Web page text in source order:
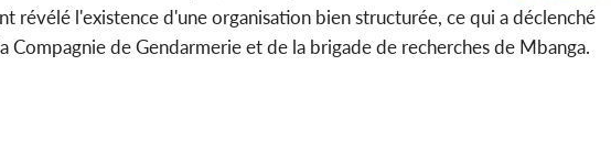
l'existence d'une organisation bien structurée, ce qui a déclenché
de Gendarmerie et de la brigade de recherches de Mbanga.